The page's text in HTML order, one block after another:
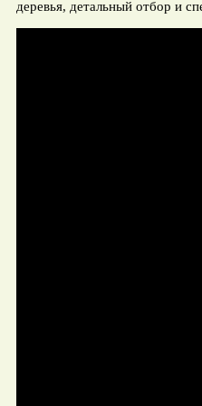
деревья, детальный отбор и